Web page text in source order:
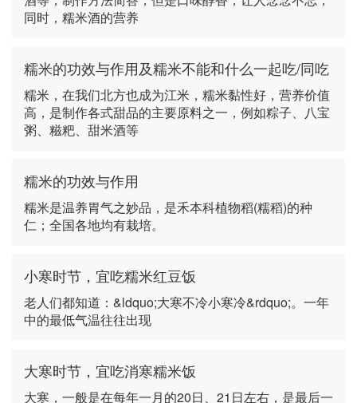
同时，糯米酒的营养
糯米的功效与作用及糯米不能和什么一起吃/同吃
糯米，在我们北方也成为江米，糯米黏性好，营养价值
高，是制作各式甜品的主要原料之一，例如粽子、八宝
粥、糍粑、甜米酒等
糯米的功效与作用
糯米是温养胃气之妙品，是禾本科植物稻(糯稻)的种
仁；全国各地均有栽培。
小寒时节，宜吃糯米红豆饭
老人们都知道：&ldquo;大寒不冷小寒冷&rdquo;。一年
中的最低气温往往出现
大寒时节，宜吃消寒糯米饭
大寒，一般是在每年一月的20日、21日左右，是最后一